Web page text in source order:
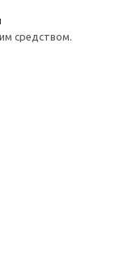
средством.